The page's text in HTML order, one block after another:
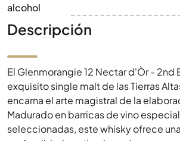
alcohol
Descripción
El Glenmorangie 12 Nectar d'Òr - 2nd
exquisito single malt de las Tierras
encarna el arte magistral de la
Madurado en barricas de vino
seleccionadas, este whisky ofrece